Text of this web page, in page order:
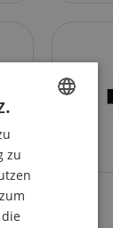
DUTCH
zu